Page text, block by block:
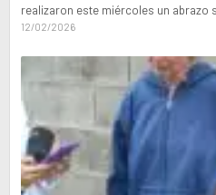
realizaron este miércoles un abrazo
para exigir medidas…
12/02/2026